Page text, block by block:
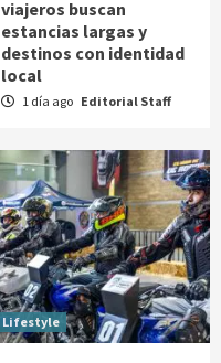
viajeros buscan
estancias largas y
destinos con identidad
local
1 día ago Editorial Staff
Lifestyle